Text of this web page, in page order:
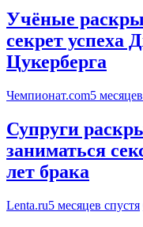
Учёные
секрет успеха
Цукерберга
Чемпионат.com5
Супруги
заниматься
лет брака
Lenta.ru5 месяцев спустя